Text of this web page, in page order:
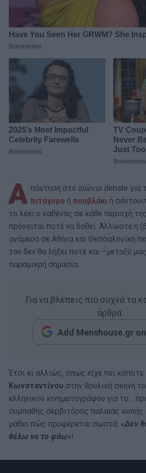
Α πάντηση στο αιώνιο debate για
πιτόγυρο ή σουβλάκι ή
το λέει ο καθένας σε κάθε περιοχή
πρόκειται ποτέ να δοθεί. Άλλωστε η
ανάμεσα σε Αθήνα και Θεσσαλονίκη
του δεν θα λήξει ποτέ και –μεταξύ
παραμικρή σημασία.
Για να βλέπεις πιο συχνά τα
άρθρα
Add Menshouse.gr
Έτσι κι αλλιώς, όπως είχε πει κάποτε
Κωνσταντίνου στην θρυλική σκηνή
ελληνικού κινηματογράφου για το…
συμπαθής σερβιτόρος παλαιάς κοπής
μάθει πώς προφέρεται σωστά: «Δεν
θέλω να το φάω»!